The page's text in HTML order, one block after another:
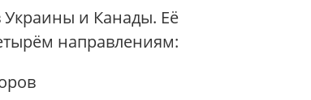
Украины и Канады. Её
направлениям: